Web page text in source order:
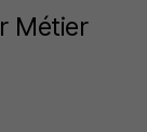
Métier